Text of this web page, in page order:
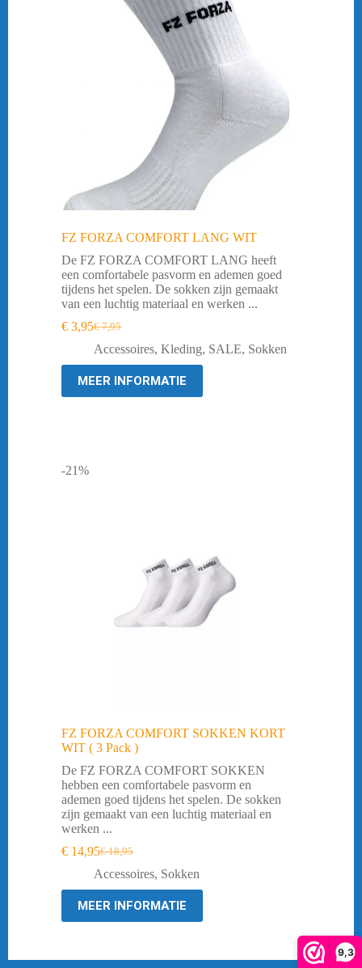
9,3
FZ FORZA COMFORT LANG WIT
De FZ FORZA COMFORT LANG heeft
een comfortabele pasvorm en ademen goed
tijdens het spelen. De sokken zijn gemaakt
van een luchtig materiaal en werken ...
€7,95
Oorspronkelijke
prijs
was:
€ 7,95.
€ 3,95Huidige
prijs
is:
€ 3,95.
Accessoires, Kleding, SALE, Sokken
MEER INFORMATIE
-21%
FZ FORZA COMFORT SOKKEN KORT
WIT ( 3 Pack )
De FZ FORZA COMFORT SOKKEN
hebben een comfortabele pasvorm en
ademen goed tijdens het spelen. De sokken
zijn gemaakt van een luchtig materiaal en
werken ...
€18,95
Oorspronkelijke
prijs
was:
€ 18,95.
€ 14,95Huidige
prijs
is:
€ 14,95.
Accessoires, Sokken
MEER INFORMATIE